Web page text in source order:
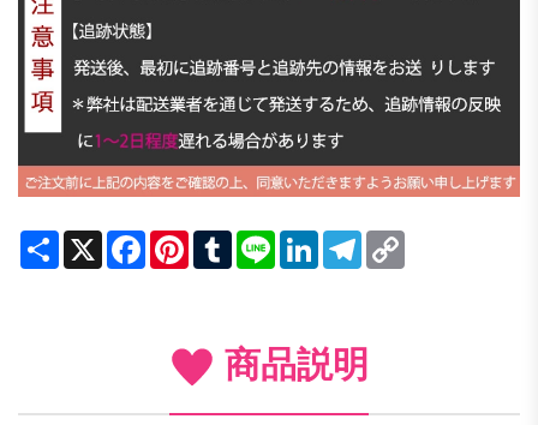
Share X FacebookPinterestTumblrLine LinkedInTelegram
商品説明